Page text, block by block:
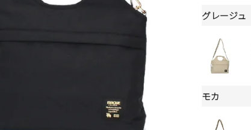
グレージュ
モカ